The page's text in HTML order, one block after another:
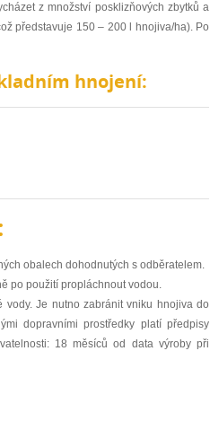
z množství posklizňových zbytků a
představuje 150 – 200 l hnojiva/ha). Po
hnojení:
obalech dohodnutých s odběratelem.
po použití propláchnout vodou.
vody. Je nutno zabránit vniku hnojiva do
dopravními prostředky platí předpisy
18 měsíců od data výroby při